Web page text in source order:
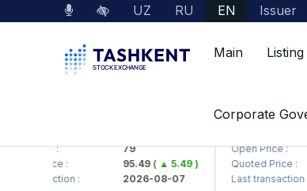
UZ RU EN Issuer
Main Listing
Corporate
Price :
79
95.49( ▲ 5.49 )
transaction :
2026-08-07
Open Price :
Quoted Price :
Last transaction :